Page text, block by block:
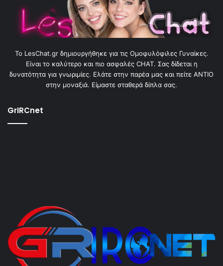
To LesChat.gr δημιουργήθηκε για τις Ομοφυλόφιλες Γυναίκες.
Είναι το καλύτερο και πιο ασφαλές CHAT. Σας δίδεται η
δυνατότητα για γνωριμίες. Ελάτε στην παρέα μας και πείτε ΑΝΤΙΟ
στην μοναξιά. Είμαστε σταθερά δίπλα σας.
GrIRCnet